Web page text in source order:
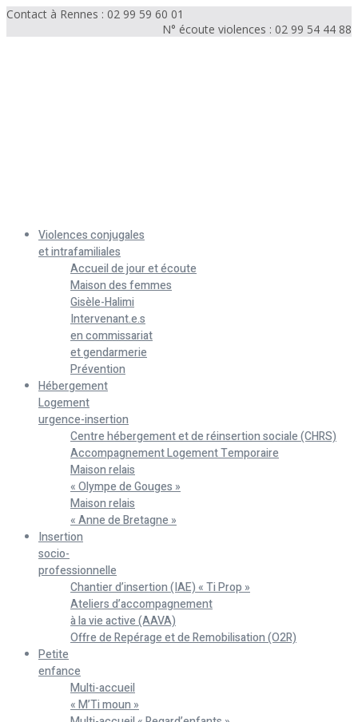
Contact à Rennes : 02 99 59 60 01
N° écoute violences : 02 99 54 44 88
Violences conjugales
et intrafamiliales
Accueil de jour et écoute
Maison des femmes
Gisèle-Halimi
Intervenant.e.s
en commissariat
et gendarmerie
Prévention
Hébergement
Logement
urgence-insertion
Centre hébergement et de réinsertion sociale (CHRS)
Accompagnement Logement Temporaire
Maison relais
« Olympe de Gouges »
Maison relais
« Anne de Bretagne »
Insertion
socio-
professionnelle
Chantier d’insertion (IAE) « Ti Prop »
Ateliers d’accompagnement
à la vie active (AAVA)
Offre de Repérage et de Remobilisation (O2R)
Petite
enfance
Multi-accueil
« M’Ti moun »